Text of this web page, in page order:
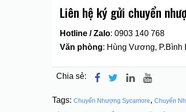
Liên hệ ký gửi chuyển
Hotline / Zalo: 0903 140 768
Văn phòng: Hùng Vương, P.Bình
Chia sẻ:
Tags: Chuyển Nhượng Sycamore, Chuyển